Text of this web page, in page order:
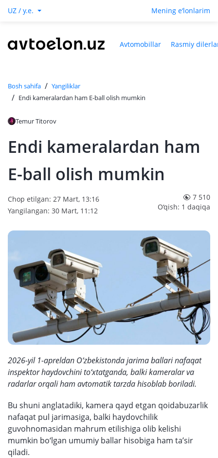
UZ / y.e. Mening e‘lonlarim
Avtomobillar Rasmiy
Bosh sahifa / Yangiliklar
/ Endi kameralardan ham E-ball olish mumkin
Temur Titorov
Endi kameralardan ham
E-ball olish mumkin
Chop etilgan: 27 Mart, 13:16
Yangilangan: 30 Mart, 11:12
7 510
O‘qish: 1 daqiqa
2026-yil 1-apreldan O‘zbekistonda jarima ballari nafaqat
inspektor haydovchini to‘xtatganda, balki kameralar va
radarlar orqali ham avtomatik tarzda hisoblab boriladi.
Bu shuni anglatadiki, kamera qayd etgan qoidabuzarlik
nafaqat pul jarimasiga, balki haydovchilik
guvohnomasidan mahrum etilishiga olib kelishi
mumkin bo‘lgan umumiy ballar hisobiga ham ta’sir
qiladi.